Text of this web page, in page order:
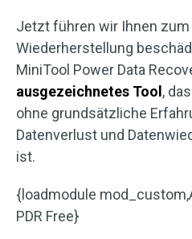
Jetzt führen wir Ihnen
Wiederherstellung
MiniTool Power Data
ausgezeichnetes Tool ,
ohne grundsätzliche
Datenverlust und
ist.
{loadmodule
PDR Free}